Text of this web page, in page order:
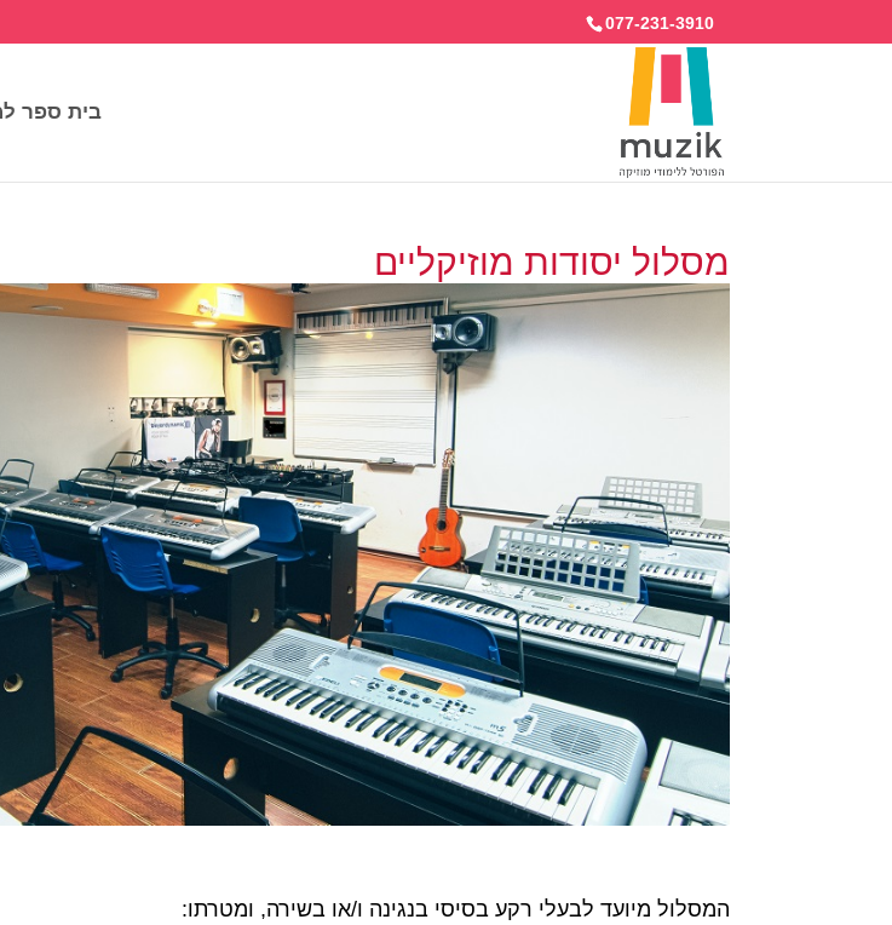
077-231-3910
בית ספר
מסלול יסודות מוזיקליים
המסלול מיועד לבעלי רקע בסיסי בנגינה ו/או בשירה, ומטרתו: